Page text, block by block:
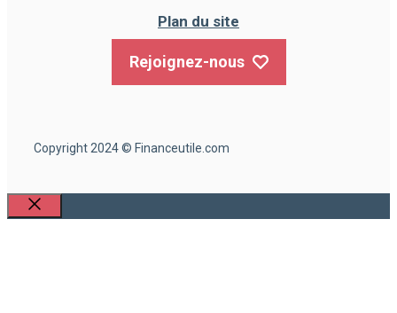
Plan du site
Rejoignez-nous
Copyright 2024 © Financeutile.com
Fermer